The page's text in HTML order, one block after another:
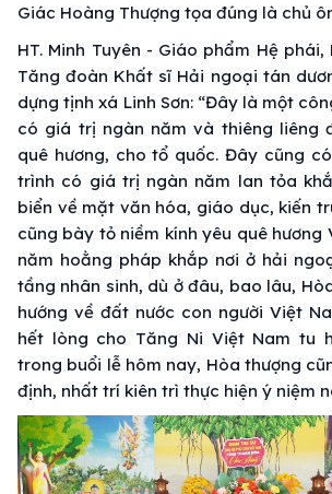
Giác Hoàng Thượng tọa đúng là chủ
HT. Minh Tuyên - Giáo phẩm Hệ
Tăng đoàn Khất sĩ Hải ngoại tán
dựng tịnh xá Linh Sơn: “Đây là một
có giá trị ngàn năm và thiêng liêng
quê hương, cho tổ quốc. Đây cũng
trình có giá trị ngàn năm lan tỏa
biển về mặt văn hóa, giáo dục, kiến
cũng bày tỏ niềm kính yêu quê hương
năm hoằng pháp khắp nơi ở hải
tầng nhân sinh, dù ở đâu, bao lâu,
hướng về đất nước con người Việt
hết lòng cho Tăng Ni Việt Nam tu
trong buổi lễ hôm nay, Hòa thượng
định, nhất trí kiên trì thực hiện ý niệm